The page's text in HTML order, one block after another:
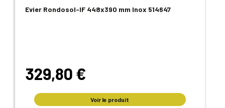
Evier Rondosol-IF 448x390 mm Inox 514647
329,80 €
Voir le produit